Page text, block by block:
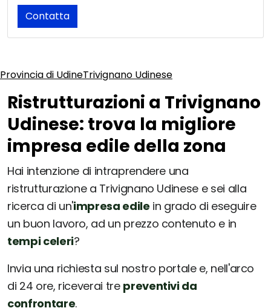
Contatta
Provincia di UdineTrivignano Udinese
Ristrutturazioni a Trivignano
Udinese: trova la migliore
impresa edile della zona
Hai intenzione di intraprendere una
ristrutturazione a Trivignano Udinese e sei alla
ricerca di un'impresa edile in grado di eseguire
un buon lavoro, ad un prezzo contenuto e in
tempi celeri?
Invia una richiesta sul nostro portale e, nell'arco
di 24 ore, riceverai tre preventivi da
confrontare.